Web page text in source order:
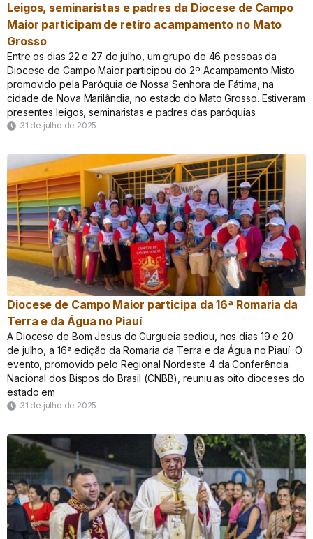
Leigos, seminaristas e padres da Diocese de Campo
Maior participam de retiro acampamento no Mato
Grosso
Entre os dias 22 e 27 de julho, um grupo de 46 pessoas da
Diocese de Campo Maior participou do 2º Acampamento Misto
promovido pela Paróquia de Nossa Senhora de Fátima, na
cidade de Nova Marilândia, no estado do Mato Grosso. Estiveram
presentes leigos, seminaristas e padres das paróquias
31 de julho de 2025
Diocese de Campo Maior participa da 16ª Romaria da
Terra e da Água no Piauí
A Diocese de Bom Jesus do Gurgueia sediou, nos dias 19 e 20
de julho, a 16ª edição da Romaria da Terra e da Água no Piauí. O
evento, promovido pelo Regional Nordeste 4 da Conferência
Nacional dos Bispos do Brasil (CNBB), reuniu as oito dioceses do
estado em
31 de julho de 2025